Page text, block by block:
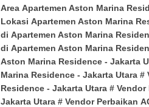
Area Apartemen Aston Marina
Lokasi Apartemen Aston Marina
di Apartemen Aston Marina
di Apartemen Aston Marina
Aston Marina Residence - Jakarta
Marina Residence - Jakarta Utara #
Residence - Jakarta Utara # Vendor
Jakarta Utara # Vendor Perbaikan